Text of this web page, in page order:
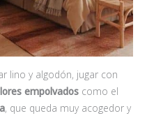
lino y algodón, jugar con
empolvados como el
, que queda muy acogedor y